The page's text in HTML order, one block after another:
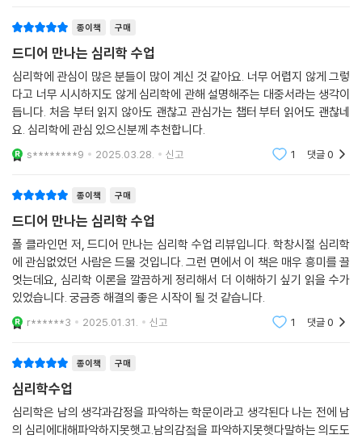
--- p.261
스트레스는 외부 자극으로 생리적 반응이 일어나는 상태입니다. 자극은 심
리적 자극일 수도 있고 생리적 자극일 수도 있습니다. 스트레스는 장기적
일 수도 있고 단기적일 수도 있습니다. 흔히 말하는 것과 달리, 스트레스는
단순한 느낌이 아닙니다. 스트레스는 우리의 생물학적·심리적 상태에 실질
적인 영향을 미칠 수 있습니다. 스트레스를 걱정 정도로 생각하기도 하지
만, 사실 스트레스는 그 이상의 상태이며 반드시 나쁜 것만도 아닙니다. 실
고, 각각의 스트레스는 부정적 사건과 긍정적 사건에 의해 발생합니다.
--- p.280
좋은 리더십은 추종자들이 각자의 잠재력을 최대한 발휘하는 데 필요한 것
이 무엇인지 이해하게 돕는 데서 나올 수도 있고, 보상과 처벌의 체계를 구
축하는 데서 나올 수도 있습니다. 리더십 이론을 공부하고 다른 사람들이
리더십 유형에 어떻게 반응하는지를 이해하는 것은 세상에 현실적으로 적
응하는 방법이 될 수 있습니다. 훌륭한 리더가 될 수 있는 방법은 다양하기
야 합니다.
--- p.314
성격 장애는 그 사람이 속한 사회규범을 벗어나는 행동 양상과 내적 경험
작은 문제들을 하나씩 풀어나갈 수 있다. 안내를 따라 책을 읽어가다 보면,
어느새 내면, 관계, 세상에 대한 이해가 깊어진 자기 자신을 발견할 수 있을
것이다. 심리학을 처음 공부하는 사람이든, 알고 있던 지식을 체계적으로
정리하고 싶은 사람이든 이 책 한 권이면 충분하다.
종이책 구매
드디어 만나는 심리학 수업
심리학에 관심이 많은 분들이 많이 계신 것 같아요. 너무 어렵지 않게 그렇
다고 너무 시시하지도 않게 심리학에 관해 설명해주는 대중서라는 생각이
듭니다. 처음 부터 읽지 않아도 괜찮고 관심가는 챕터 부터 읽어도 괜찮네
요. 심리학에 관심 있으신분께 추천합니다.
s********9 2025.03.28. 신고 1 댓글0
종이책 구매
드디어 만나는 심리학 수업
폴 클라인먼 저, 드디어 만나는 심리학 수업 리뷰입니다. 학창시절 심리학
에 관심없었던 사람은 드물 것입니다. 그런 면에서 이 책은 매우 흥미를 끌
엇는데요, 심리학 이론을 깔끔하게 정리해서 더 이해하기 싶기 읽을 수가
있었습니다. 궁금증 해결의 좋은 시작이 될 것 같습니다.
r******3 2025.01.31. 신고 1 댓글0
종이책 구매
심리학수업
심리학은 남의 생각과감정을 파악하는 학문이라고 생각된다 나는 전에 남
의 심리에대해파악하지못햇고.남의감젘을 파악하지못햇다말하는 의도도